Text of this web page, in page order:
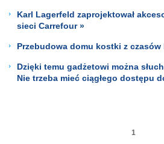
Karl Lagerfeld zaprojektował
sieci Carrefour »
Przebudowa domu kostki z czasów
Dzięki temu gadżetowi można
Nie trzeba mieć ciągłego dostępu
1